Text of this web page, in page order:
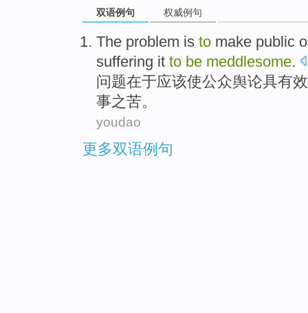
双语例句 权威例句
The problem is to make public
suffering it to be meddlesome.
问题在于应该使公众舆论具有
事之苦。
youdao
更多双语例句